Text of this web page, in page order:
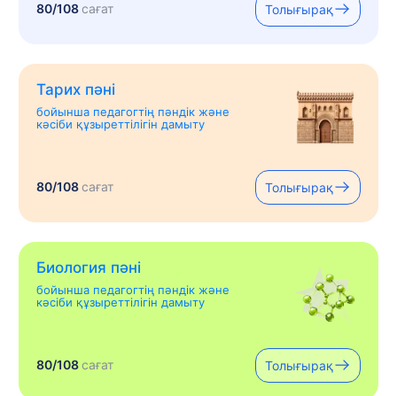
80/108сағат Толығырақ
Тарих пәні
бойынша педагогтің пәндік және
кәсіби құзыреттілігін дамыту
80/108сағат Толығырақ
Биология пәні
бойынша педагогтің пәндік және
кәсіби құзыреттілігін дамыту
80/108сағат Толығырақ